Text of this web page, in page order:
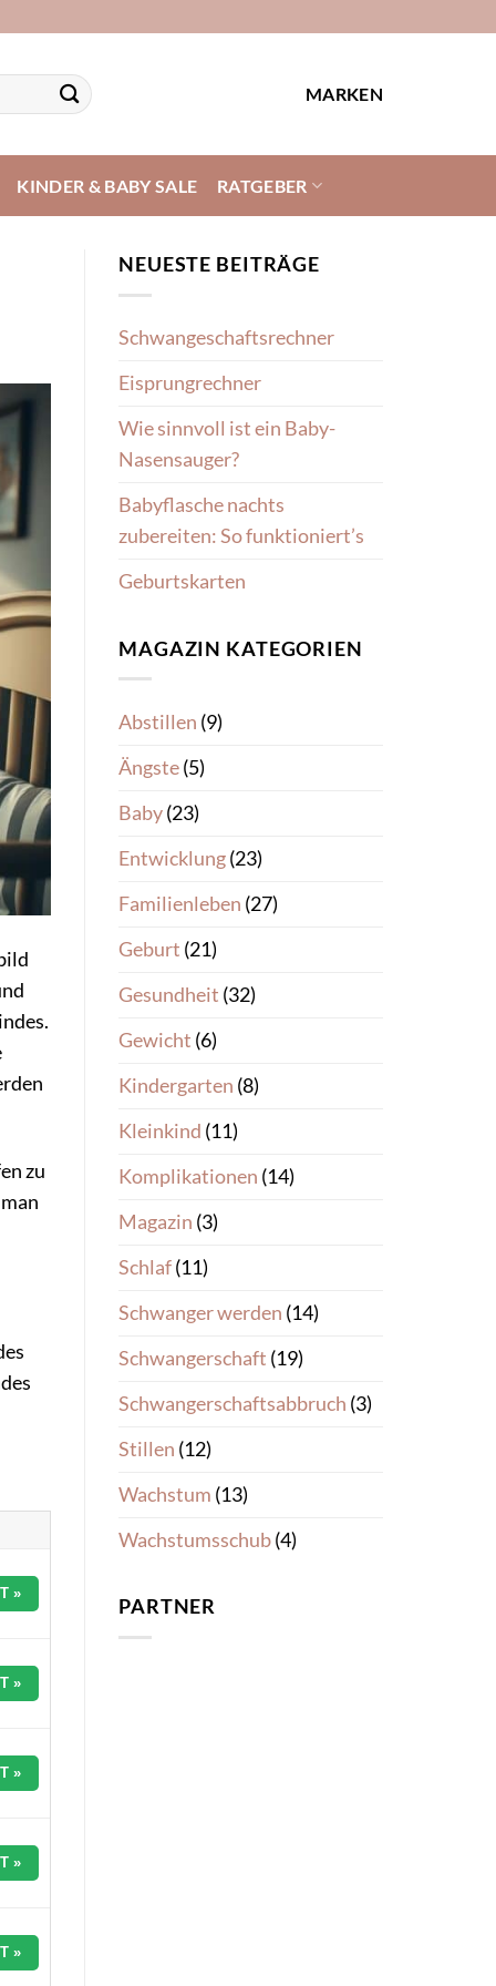
MARKEN
KINDER & BABY SALE RATGEBER
zu
»
»
»
»
»
NEUESTE BEITRÄGE
Schwangeschaftsrechner
Eisprungrechner
Wie sinnvoll ist ein Baby-
Nasensauger?
Babyflasche nachts
zubereiten: So funktioniert’s
Geburtskarten
MAGAZIN KATEGORIEN
Abstillen (9)
Ängste(5)
Baby(23)
Entwicklung(23)
Familienleben (27)
Geburt (21)
Gesundheit (32)
Gewicht (6)
Kindergarten (8)
Kleinkind (11)
Komplikationen (14)
Magazin (3)
Schlaf(11)
Schwanger werden (14)
Schwangerschaft (19)
Schwangerschaftsabbruch (3)
Stillen (12)
Wachstum (13)
Wachstumsschub(4)
PARTNER